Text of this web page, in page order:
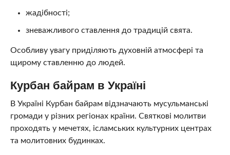
жадібності;
зневажливого ставлення до традицій свята.
Особливу увагу приділяють духовній атмосфері та
щирому ставленню до людей.
Курбан байрам в Україні
В Україні Курбан байрам відзначають мусульманські
громади у різних регіонах країни. Святкові молитви
проходять у мечетях, ісламських культурних центрах
та молитовних будинках.